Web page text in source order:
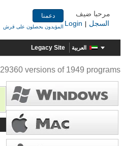
دعمنا
المؤيدون يحصلون على قرش
مرحبا ضيف
Login
السجل
Legacy Site العربية
29360 versions of 1949 programs